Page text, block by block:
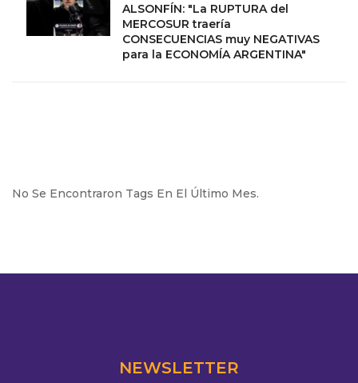
ALSONFÍN: "La RUPTURA del
MERCOSUR traería
CONSECUENCIAS muy NEGATIVAS
para la ECONOMÍA ARGENTINA"
No Se Encontraron Tags En El Último Mes.
NEWSLETTER